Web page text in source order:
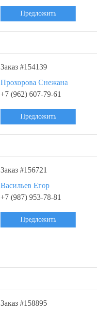
Предложить
Заказ #154139
Прохорова Снежана
+7 (962) 607-79-61
Предложить
Заказ #156721
Васильев Егор
+7 (987) 953-78-81
Предложить
Заказ #158895